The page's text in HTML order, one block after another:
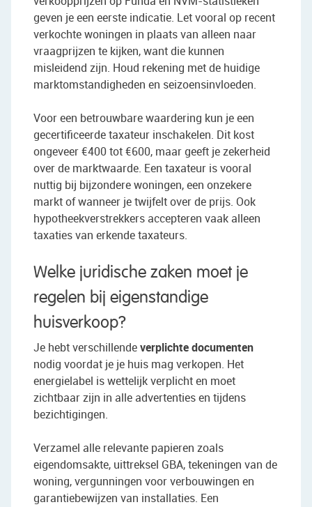
geven je een eerste indicatie. Let vooral op recent
verkochte woningen in plaats van alleen naar
vraagprijzen te kijken, want die kunnen
misleidend zijn. Houd rekening met de huidige
marktomstandigheden en seizoensinvloeden.
Voor een betrouwbare waardering kun je een
gecertificeerde taxateur inschakelen. Dit kost
ongeveer €400 tot €600, maar geeft je zekerheid
over de marktwaarde. Een taxateur is vooral
nuttig bij bijzondere woningen, een onzekere
markt of wanneer je twijfelt over de prijs. Ook
hypotheekverstrekkers accepteren vaak alleen
taxaties van erkende taxateurs.
Welke juridische zaken moet je
regelen bij eigenstandige
huisverkoop?
Je hebt verschillendeverplichte documenten
nodig voordat je je huis mag verkopen. Het
energielabel is wettelijk verplicht en moet
zichtbaar zijn in alle advertenties en tijdens
bezichtigingen.
Verzamel alle relevante papieren zoals
eigendomsakte, uittreksel GBA, tekeningen van de
woning, vergunningen voor verbouwingen en
garantiebewijzen van installaties. Een